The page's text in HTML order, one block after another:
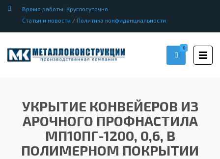
Время работы: Круглосуточно
Статьи и новости / Политика конфиденциальности
0
УКРЫТИЕ КОНВЕЙЕРОВ ИЗ
АРОЧНОГО ПРОФНАСТИЛА
МП10ПГ-1200, 0,6, В
ПОЛИМЕРНОМ ПОКРЫТИИ